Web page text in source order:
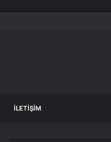
İLETIŞIM